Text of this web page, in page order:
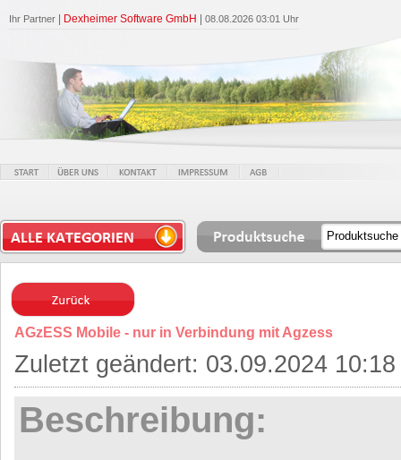
Ihr Partner Dexheimer Software GmbH 08.08.2026 03:01 Uhr
AGzESS Mobile - nur in Verbindung mit Agzess
Zuletzt geändert: 03.09.2024
Beschreibung: